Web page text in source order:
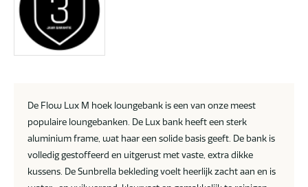
De Flow Lux M hoek loungebank is een van onze meest
populaire loungebanken. De Lux bank heeft een sterk
aluminium frame, wat haar een solide basis geeft. De bank is
volledig gestoffeerd en uitgerust met vaste, extra dikke
kussens. De Sunbrella bekleding voelt heerlijk zacht aan en is